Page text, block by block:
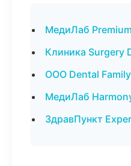
МедиЛаб
Клиника Surgery
ООО Dental
МедиЛаб
ЗдравПункт